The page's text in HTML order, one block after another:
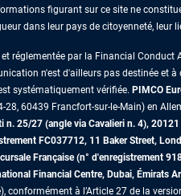
figurant sur ce site ne
dans leur pays de citoyenneté, leur
réglementée par la Financial Conduct
n'est d'ailleurs pas destinée et
systématiquement vérifiée. PIMCO
60439 Francfort-sur-le-Main) en
25/27 (angle via Cavalieri n. 4),
FC037712, 11 Baker Street,
Française (n° d'enregistrement
Financial Centre, Dubai, Émirats
conformément à l’Article 27 de la